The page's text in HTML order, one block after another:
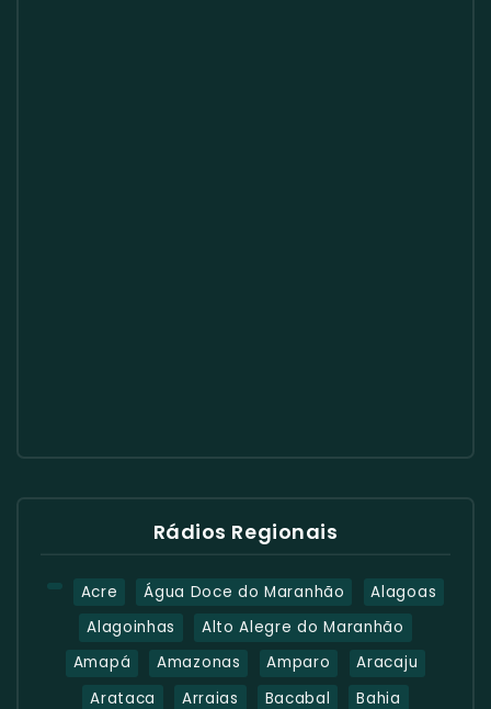
Rádios Regionais
Acre Água Doce do Maranhão
Alagoas
Alagoinhas
Alto Alegre do Maranhão
Amapá
Amazonas Amparo
Aracaju
Arataca
Arraias Bacabal Bahia